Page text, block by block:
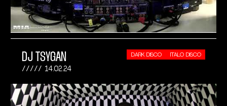
DJ TSYGAN
14.02.24
DARK DISCO ITALO DISCO